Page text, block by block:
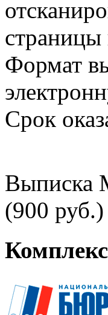
страницы
Формат
Срок
Выписка
(900 руб.)